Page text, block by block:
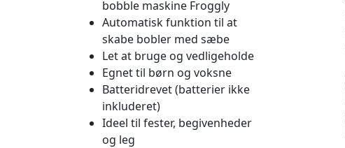
bobble maskine Froggly
Automatisk funktion til at
skabe bobler med sæbe
Let at bruge og vedligeholde
Egnet til børn og voksne
Batteridrevet (batterier ikke
inkluderet)
Ideel til fester, begivenheder
og leg